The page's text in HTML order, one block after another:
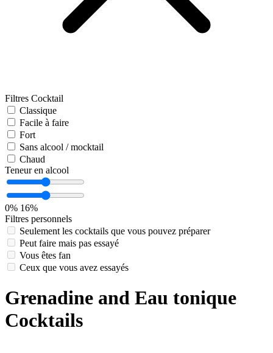
Filtres Cocktail
Classique
Facile à faire
Fort
Sans alcool / mocktail
Chaud
Teneur en alcool
0% 16%
Filtres personnels
Seulement les cocktails que vous pouvez préparer
Peut faire mais pas essayé
Vous êtes fan
Ceux que vous avez essayés
Grenadine and Eau tonique
Cocktails